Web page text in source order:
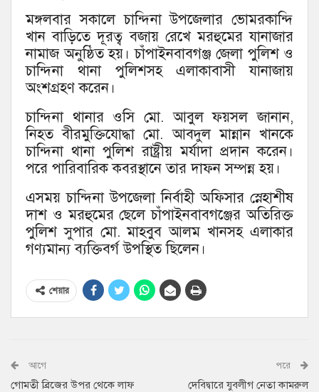
মঙ্গলবার সকালে চান্দিনা উপজেলার ভোমরকান্দি
খান বাড়িতে দূরত্ব বজায় রেখে মরহুমের যানাজার
নামাজ অনুষ্ঠিত হয়। চাঁপাইনবাবগঞ্জ জেলা পুলিশ ও
চান্দিনা থানা পুলিশসহ এলাকাবাসী যানাজায়
অংশগ্রহণ করেন।
চান্দিনা থানার ওসি মো. আবুল ফয়সল জানান,
নিহত বীরমুক্তিযোদ্ধা মো. আবদুল মান্নান খানকে
চান্দিনা থানা পুলিশ রাষ্ট্রীয় মর্যাদা প্রদান করেন।
পরে পারিবারিক কবরস্থানে তার দাফন সম্পন্ন হয়।
এসময় চান্দিনা উপজেলা নির্বাহী অফিসার স্নেহাশীষ
দাশ ও মরহুমের ছেলে চাঁপাইনবাবগঞ্জের অতিরিক্ত
পুলিশ সুপার মো. মাহবুব আলম খানসহ এলাকার
গণ্যমান্য ব্যক্তিবর্গ উপস্থিত ছিলেন।
শেয়ার
আগে
গোমতী ব্রিজের উপর থেকে লাফ
পরে
দেবিদ্বারে যুবলীগ নেতা কামরুল